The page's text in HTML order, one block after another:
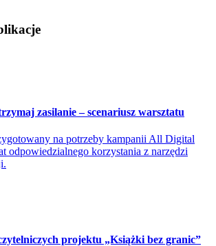
zasilanie – scenariusz warsztatu
na potrzeby kampanii All Digital
odpowiedzialnego korzystania z narzędzi
projektu „Książki bez granic”